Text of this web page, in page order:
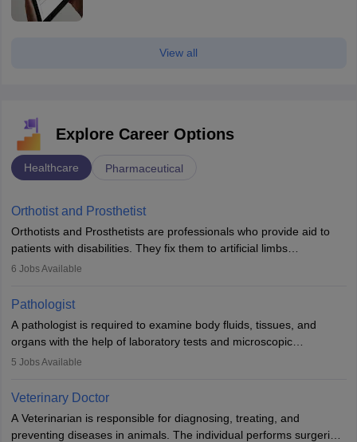
View all
Explore Career Options
Healthcare Pharmaceutical
Orthotist and Prosthetist
Orthotists and Prosthetists are professionals who provide aid to
patients with disabilities. They fix them to artificial limbs
(prosthetics) and help them to regain stability. There are times
occasions, they are born without a limb or orthopaedic
impairment. Orthotists and prosthetists play a crucial role in their
lives with fixing them to assistive devices and provide mobility.
6 Jobs Available
Pathologist
A pathologist is required to examine body fluids, tissues, and
organs with the help of laboratory tests and microscopic
examinations. Pathologists often work in hospitals and diagnostic
Due to the increased demand for diagnostic services, pathology
offers good career opportunities in clinical practices, research and
academics.
5 Jobs Available
Veterinary Doctor
A Veterinarian is responsible for diagnosing, treating, and
preventing diseases in animals. The individual performs surgeries,